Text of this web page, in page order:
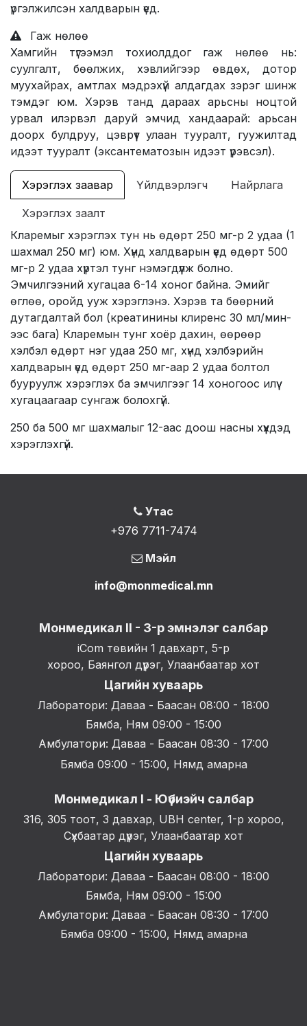
үргэлжилсэн халдварын үед.
Гаж нөлөө
Хамгийн түгээмэл тохиолддог гаж нөлөө нь:
суулгалт, бөөлжих, хэвлийгээр өвдөх, дотор
муухайрах, амтлах мэдрэхүй алдагдах зэрэг шинж
тэмдэг юм. Хэрэв танд дараах арьсны ноцтой
урвал илэрвэл даруй эмчид хандаарай: арьсан
доорх булдруу, цэврүүт улаан тууралт, гуужилтад
идээт тууралт (эксантематозын идээт үрэвсэл).
Хэрэглэх заавар Үйлдвэрлэгч Найрлага
Хэрэглэх заалт
Кларемыг хэрэглэх тун нь өдөрт 250 мг-р 2 удаа (1
шахмал 250 мг) юм. Хүнд халдварын үед өдөрт 500
мг-р 2 удаа хүртэл тунг нэмэгдүүлж болно.
Эмчилгээний хугацаа 6-14 хоног байна. Эмийг
өглөө, оройд ууж хэрэглэнэ. Хэрэв та бөөрний
дутагдалтай бол (креатинины клиренс 30 мл/мин-
ээс бага) Кларемын тунг хоёр дахин, өөрөөр
хэлбэл өдөрт нэг удаа 250 мг, хүнд хэлбэрийн
халдварын үед өдөрт 250 мг-аар 2 удаа болтол
бууруулж хэрэглэх ба эмчилгээг 14 хоногоос илүү
хугацаагаар сунгаж болохгүй.
250 ба 500 мг шахмалыг 12-аас доош насны хүүхдэд
хэрэглэхгүй.
Утас
+976 7711-7474
Мэйл
info@monmedical.mn
Монмедикал II - 3-р эмнэлэг салбар
iCom төвийн 1 давхарт, 5-р
хороо, Баянгол дүүрэг, Улаанбаатар хот
Цагийн хуваарь
Лаборатори: Даваа - Баасан 08:00 - 18:00
Бямба, Ням 09:00 - 15:00
Амбулатори: Даваа - Баасан 08:30 - 17:00
Бямба 09:00 - 15:00, Нямд амарна
Монмедикал I - Юүбиэйч салбар
316, 305 тоот, 3 давхар, UBH center, 1-р хороо,
Сүхбаатар дүүрэг, Улаанбаатар хот
Цагийн хуваарь
Лаборатори: Даваа - Баасан 08:00 - 18:00
Бямба, Ням 09:00 - 15:00
Амбулатори: Даваа - Баасан 08:30 - 17:00
Бямба 09:00 - 15:00, Нямд амарна